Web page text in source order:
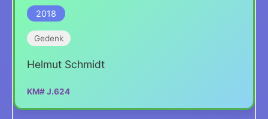
2018
Gedenk
Helmut Schmidt
KM# J.624